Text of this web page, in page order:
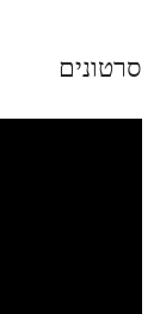
סרטונים